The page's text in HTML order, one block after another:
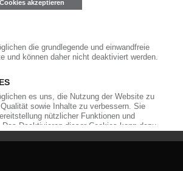
sind bereits im KunststoffWeb